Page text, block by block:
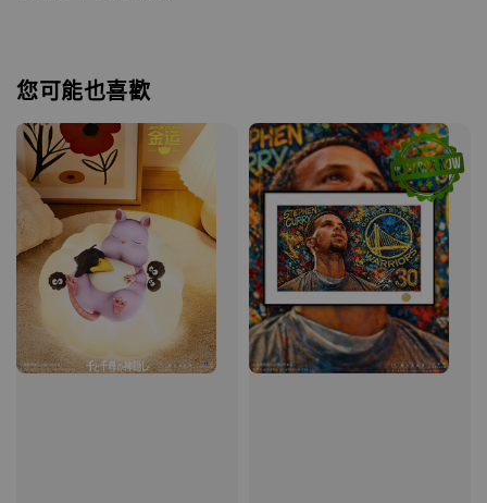
您可能也喜歡